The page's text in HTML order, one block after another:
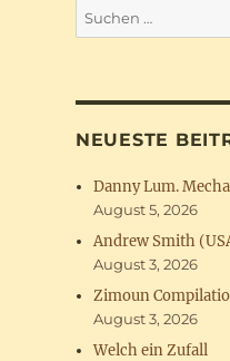
Suchen
nach:
NEUESTE
Danny Lum.
August 5, 2026
Andrew Smith
August 3, 2026
Zimoun
August 3, 2026
Welch ein Zufall